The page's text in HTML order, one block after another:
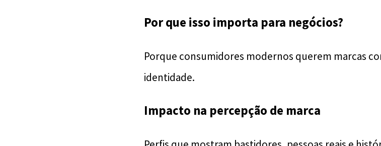
Por que isso importa para negócios?
Porque consumidores modernos querem marcas
identidade.
Impacto na percepção de marca